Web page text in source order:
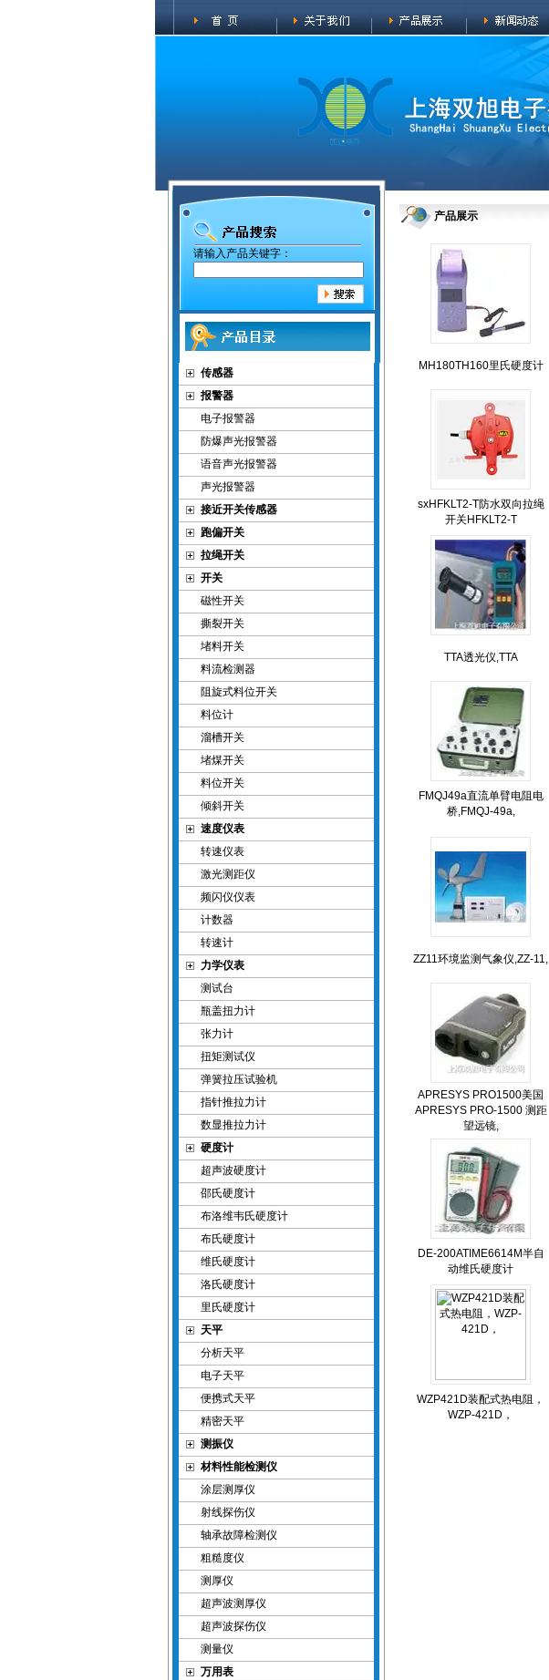
请输入产品关键字：
传感器
报警器
电子报警器
防爆声光报警器
语音声光报警器
声光报警器
接近开关传感器
跑偏开关
拉绳开关
开关
磁性开关
撕裂开关
堵料开关
料流检测器
阻旋式料位开关
料位计
溜槽开关
堵煤开关
料位开关
倾斜开关
速度仪表
转速仪表
激光测距仪
频闪仪仪表
计数器
转速计
力学仪表
测试台
瓶盖扭力计
张力计
扭矩测试仪
弹簧拉压试验机
指针推拉力计
数显推拉力计
硬度计
超声波硬度计
邵氏硬度计
布洛维韦氏硬度计
布氏硬度计
维氏硬度计
洛氏硬度计
里氏硬度计
天平
分析天平
电子天平
便携式天平
精密天平
测振仪
材料性能检测仪
涂层测厚仪
射线探伤仪
轴承故障检测仪
粗糙度仪
测厚仪
超声波测厚仪
超声波探伤仪
测量仪
万用表
产品展示
MH180TH160里氏硬度计
sxHFKLT2-T防水双向拉绳
开关HFKLT2-T
TTA透光仪,TTA
FMQJ49a直流单臂电阻电
桥,FMQJ-49a,
ZZ11环境监测气象仪,ZZ-11,
APRESYS PRO1500美国
APRESYS PRO-1500 测距
望远镜,
DE-200ATIME6614M半自
动维氏硬度计
WZP421D装配式热电阻，
WZP-421D，